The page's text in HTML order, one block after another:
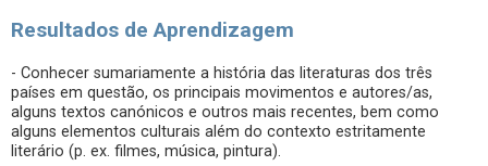
Resultados de Aprendizagem
- Conhecer sumariamente a história das literaturas dos três
países em questão, os principais movimentos e autores/as,
alguns textos canónicos e outros mais recentes, bem como
alguns elementos culturais além do contexto estritamente
literário (p. ex. filmes, música, pintura).